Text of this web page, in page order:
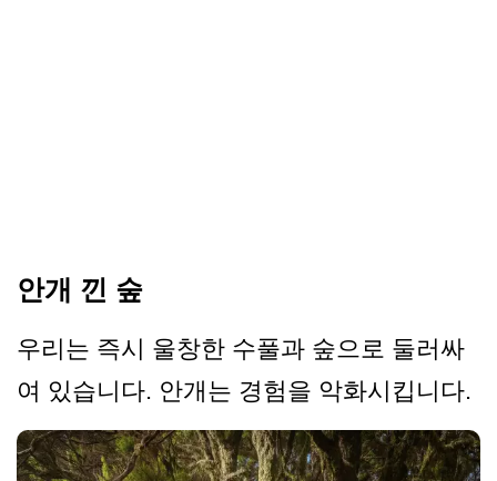
안개 낀 숲
우리는 즉시 울창한 수풀과 숲으로 둘러싸
여 있습니다. 안개는 경험을 악화시킵니다.